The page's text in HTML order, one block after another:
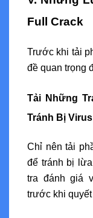
Full Crack
Trước khi tải
đề quan trọng
Tải Những
Tránh Bị
Chỉ nên tải
để tránh bị
tra đánh giá
trước khi quyết